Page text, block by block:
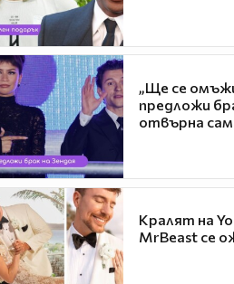
„Ще се
предложи
отвърна
Кралят на
MrBeast се